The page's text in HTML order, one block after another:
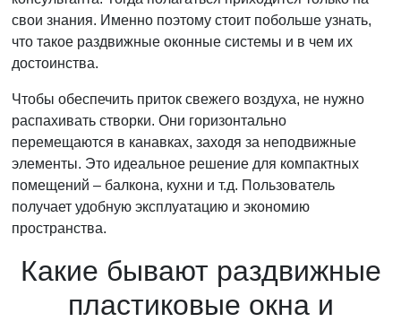
свои знания. Именно поэтому стоит побольше узнать,
что такое раздвижные оконные системы и в чем их
достоинства.
Чтобы обеспечить приток свежего воздуха, не нужно
распахивать створки. Они горизонтально
перемещаются в канавках, заходя за неподвижные
элементы. Это идеальное решение для компактных
помещений – балкона, кухни и т.д. Пользователь
получает удобную эксплуатацию и экономию
пространства.
Какие бывают раздвижные
пластиковые окна и